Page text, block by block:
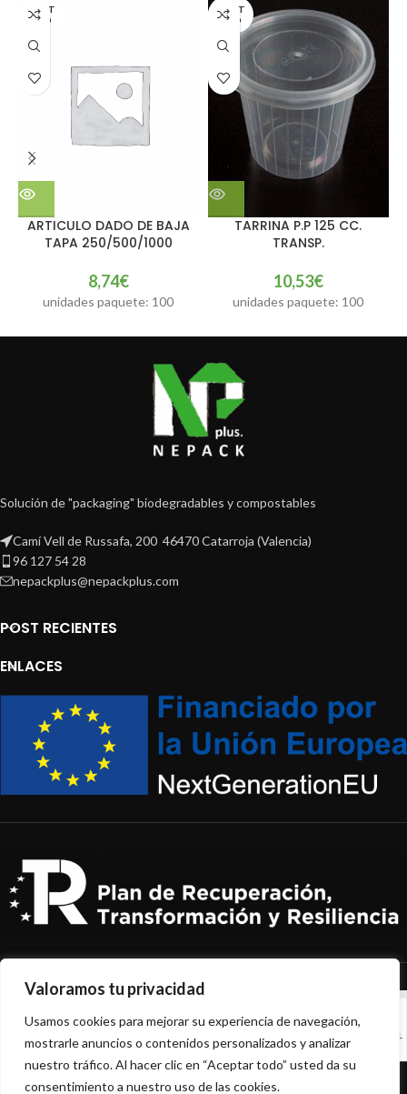
Valoramos tu privacidad
Usamos cookies para mejorar su experiencia de navegación,
mostrarle anuncios o contenidos personalizados y analizar
nuestro tráfico. Al hacer clic en “Aceptar todo” usted da su
consentimiento a nuestro uso de las cookies.
AGOT
ADO
ARTICULO DADO DE BAJA
TAPA 250/500/1000
8,74€
unidades paquete: 100
AGOT
ADO
TARRINA P.P 125 CC.
TRANSP.
10,53€
unidades paquete: 100
Solución de "packaging" biodegradables y compostables
Camí Vell de Russafa, 200 46470 Catarroja (Valencia)
96 127 54 28
nepackplus@nepackplus.com
POST RECIENTES
ENLACES
NEPACKPLUS2022 CREATED BY HADBOS.